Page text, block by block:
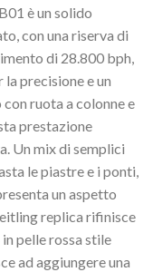
è un solido
con una riserva di
di 28.800 bph,
precisione e un
ruota a colonne e
prestazione
Un mix di semplici
le piastre e i ponti,
un aspetto
replica rifinisce
pelle rossa stile
ad aggiungere una